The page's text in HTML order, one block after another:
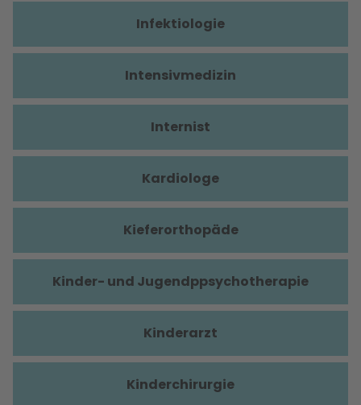
Infektiologie
Intensivmedizin
Internist
Kardiologe
Kieferorthopäde
Kinder- und Jugendppsychotherapie
Kinderarzt
Kinderchirurgie